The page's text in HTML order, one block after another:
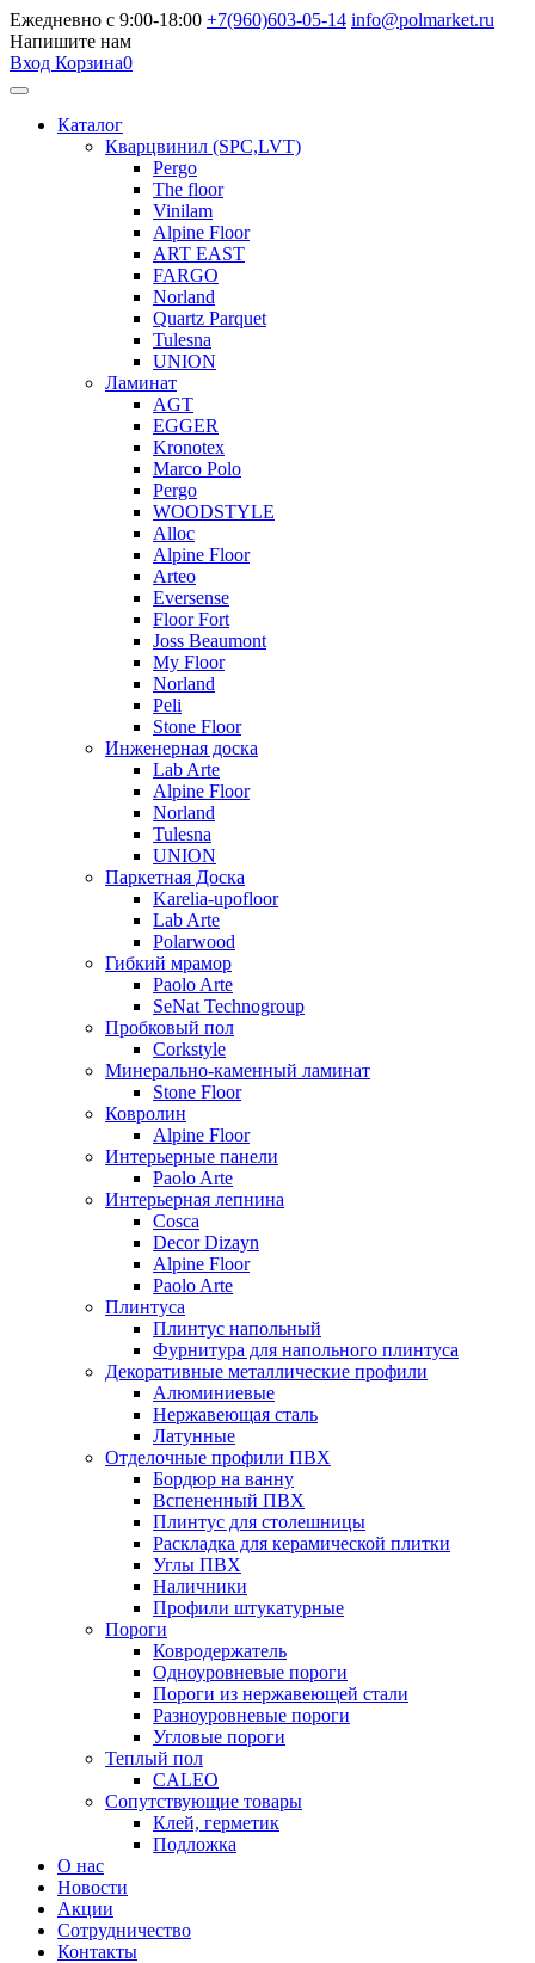
Ежедневно с 9:00-18:00 +7(960)603-05-14 info@polmarket.ru
Напишите нам
Вход Корзина0
Каталог
Кварцвинил (SPC,LVT)
Pergo
The floor
Vinilam
Alpine Floor
ART EAST
FARGO
Norland
Quartz Parquet
Tulesna
UNION
Ламинат
AGT
EGGER
Kronotex
Marco Polo
Pergo
WOODSTYLE
Alloc
Alpine Floor
Arteo
Eversense
Floor Fort
Joss Beaumont
My Floor
Norland
Peli
Stone Floor
Инженерная доска
Lab Arte
Alpine Floor
Norland
Tulesna
UNION
Паркетная Доска
Karelia-upofloor
Lab Arte
Polarwood
Гибкий мрамор
Paolo Arte
SeNat Technogroup
Пробковый пол
Corkstyle
Минерально-каменный ламинат
Stone Floor
Ковролин
Alpine Floor
Интерьерные панели
Paolo Arte
Интерьерная лепнина
Cosca
Decor Dizayn
Alpine Floor
Paolo Arte
Плинтуса
Плинтус напольный
Фурнитура для напольного плинтуса
Декоративные металлические профили
Алюминиевые
Нержавеющая сталь
Латунные
Отделочные профили ПВХ
Бордюр на ванну
Вспененный ПВХ
Плинтус для столешницы
Раскладка для керамической плитки
Углы ПВХ
Наличники
Профили штукатурные
Пороги
Ковродержатель
Одноуровневые пороги
Пороги из нержавеющей стали
Разноуровневые пороги
Угловые пороги
Теплый пол
CALEO
Сопутствующие товары
Клей, герметик
Подложка
О нас
Новости
Акции
Сотрудничество
Контакты